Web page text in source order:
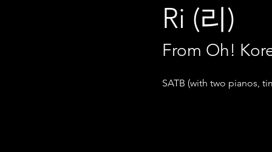
Ri (리)
From Oh!
SATB (with two pianos,